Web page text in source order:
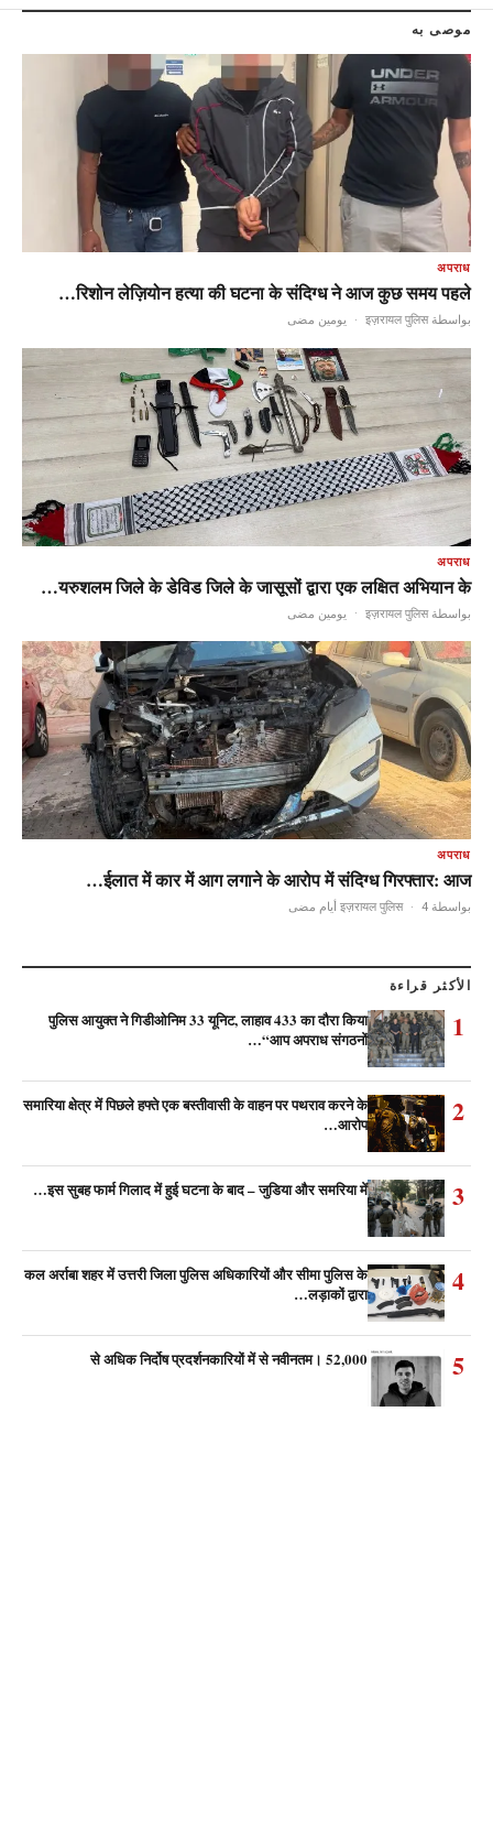
موصى به
अपराध
रिशोन लेज़ियोन हत्या की घटना के संदिग्ध ने आज कुछ समय पहले…
بواسطة इज़रायल पुलिस · يومين مضى
अपराध
यरुशलम जिले के डेविड जिले के जासूसों द्वारा एक लक्षित अभियान के…
بواسطة इज़रायल पुलिस · يومين مضى
अपराध
ईलात में कार में आग लगाने के आरोप में संदिग्ध गिरफ्तार: आज…
بواسطة इज़रायल पुलिस · 4 أيام مضى
الأكثر قراءة
1
पुलिस आयुक्त ने गिडीओनिम 33 यूनिट, लाहाव 433 का दौरा किया
“आप अपराध संगठनों…
2
समारिया क्षेत्र में पिछले हफ्ते एक बस्तीवासी के वाहन पर पथराव करने के
आरोप…
3
इस सुबह फार्म गिलाद में हुई घटना के बाद – जुडिया और समरिया में…
4
कल अर्राबा शहर में उत्तरी जिला पुलिस अधिकारियों और सीमा पुलिस के
लड़ाकों द्वारा…
5
52,000 से अधिक निर्दोष प्रदर्शनकारियों में से नवीनतम।